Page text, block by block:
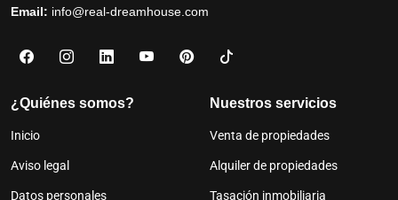
Email: info@real-dreamhouse.com
¿Quiénes somos?
Inicio
Aviso legal
Datos personales
Nuestros servicios
Venta de propiedades
Alquiler de propiedades
Tasación inmobiliaria